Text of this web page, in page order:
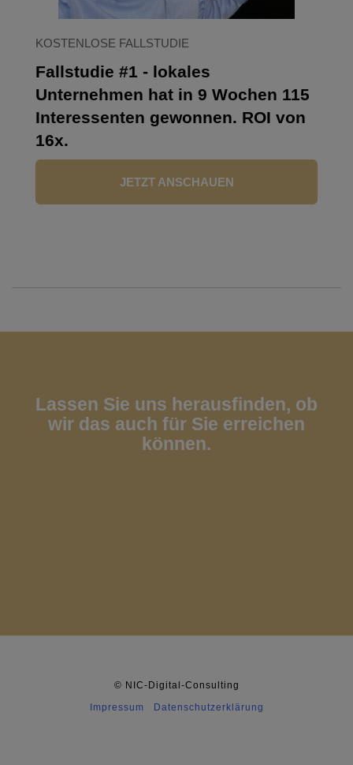
KOSTENLOSE FALLSTUDIE
Fallstudie #1 - lokales
Unternehmen hat in 9 Wochen 115
Interessenten gewonnen. ROI von
16x.
JETZT ANSCHAUEN
Lassen Sie uns herausfinden, ob
wir das auch für Sie erreichen
können.
© NIC-Digital-Consulting
Impressum
Datenschutzerklärung